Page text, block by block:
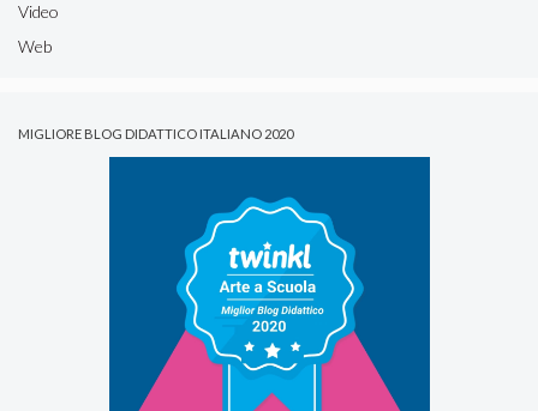
Video
Web
MIGLIORE BLOG DIDATTICO ITALIANO 2020